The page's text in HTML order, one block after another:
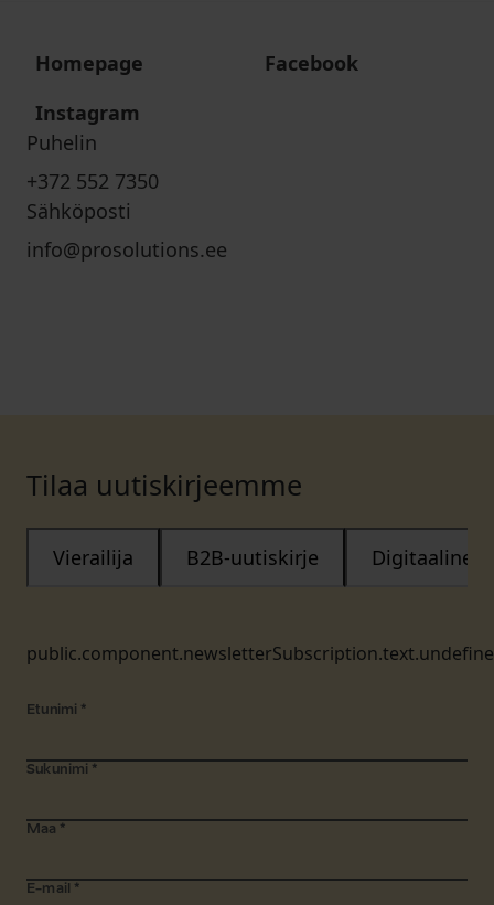
Homepage
Facebook
Instagram
Puhelin
+372 552 7350
Sähköposti
info@prosolutions.ee
Tilaa uutiskirjeemme
Vierailija B2B-uutiskirje Digitaalinen
Etunimi *
Sukunimi *
Maa *
E-mail *